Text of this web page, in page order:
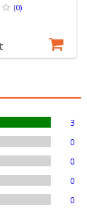
(0)
3
0
0
0
0